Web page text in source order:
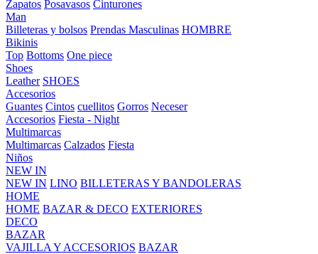
Zapatos Posavasos Cinturones
Man
Billeteras y bolsos Prendas Masculinas HOMBRE
Bikinis
Top Bottoms One piece
Shoes
Leather SHOES
Accesorios
Guantes Cintos cuellitos Gorros Neceser
Accesorios Fiesta - Night
Multimarcas
Multimarcas Calzados Fiesta
Niños
NEW IN
NEW IN LINO BILLETERAS Y BANDOLERAS
HOME
HOME BAZAR & DECO EXTERIORES
DECO
BAZAR
VAJILLA Y ACCESORIOS BAZAR